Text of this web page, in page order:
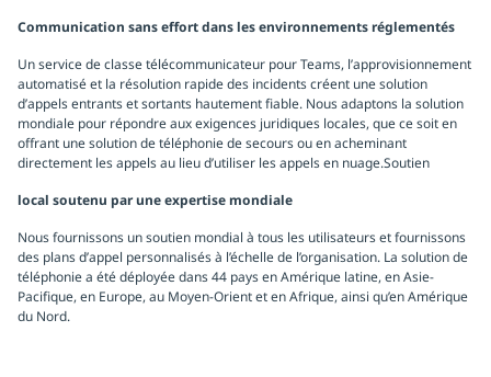
Communication sans effort dans les environnements réglementés
Un service de classe télécommunicateur pour Teams, l’approvisionnement
automatisé et la résolution rapide des incidents créent une solution
d’appels entrants et sortants hautement fiable. Nous adaptons la solution
mondiale pour répondre aux exigences juridiques locales, que ce soit en
offrant une solution de téléphonie de secours ou en acheminant
directement les appels au lieu d’utiliser les appels en nuage.Soutien
local soutenu par une expertise mondiale
Nous fournissons un soutien mondial à tous les utilisateurs et fournissons
des plans d’appel personnalisés à l’échelle de l’organisation. La solution de
téléphonie a été déployée dans 44 pays en Amérique latine, en Asie-
Pacifique, en Europe, au Moyen-Orient et en Afrique, ainsi qu’en Amérique
du Nord.